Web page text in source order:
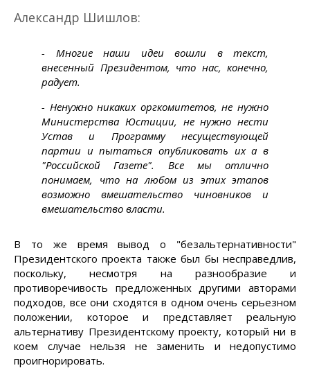
Александр Шишлов:
- Многие наши идеи вошли в текст,
внесенный Президентом, что нас, конечно,
радует.
- Ненужно никаких оргкомитетов, не нужно
Министерства Юстиции, не нужно нести
Устав и Программу несуществующей
партии и пытаться опубликовать их а в
"Российской Газете". Все мы отлично
понимаем, что на любом из этих этапов
возможно вмешательство чиновников и
вмешательство власти.
В то же время вывод о "безальтернативности"
Президентского проекта также был бы несправедлив,
поскольку, несмотря на разнообразие и
противоречивость предложенных другими авторами
подходов, все они сходятся в одном очень серьезном
положении, которое и представляет реальную
альтернативу Президентскому проекту, который ни в
коем случае нельзя не заменить и недопустимо
проигнорировать.